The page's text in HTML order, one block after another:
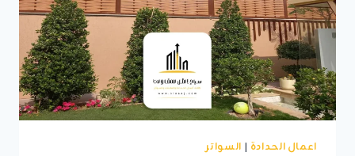
اعمال الحدادة | السواتر